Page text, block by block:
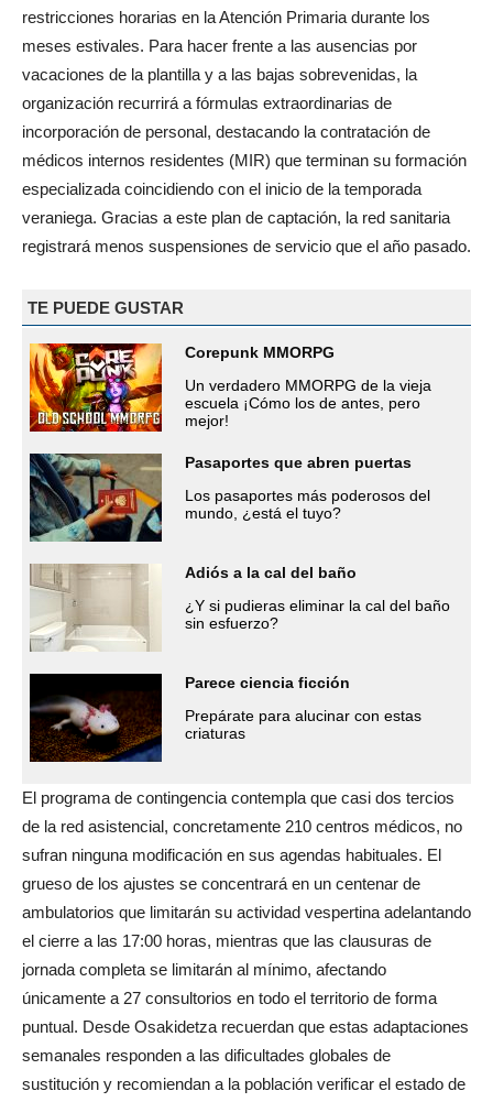
restricciones horarias en la Atención Primaria durante los
meses estivales. Para hacer frente a las ausencias por
vacaciones de la plantilla y a las bajas sobrevenidas, la
organización recurrirá a fórmulas extraordinarias de
incorporación de personal, destacando la contratación de
médicos internos residentes (MIR) que terminan su formación
especializada coincidiendo con el inicio de la temporada
veraniega. Gracias a este plan de captación, la red sanitaria
registrará menos suspensiones de servicio que el año pasado.
TE PUEDE GUSTAR
Corepunk MMORPG
Un verdadero MMORPG de la vieja
escuela ¡Cómo los de antes, pero
mejor!
Pasaportes que abren puertas
Los pasaportes más poderosos del
mundo, ¿está el tuyo?
Adiós a la cal del baño
¿Y si pudieras eliminar la cal del baño
sin esfuerzo?
Parece ciencia ficción
Prepárate para alucinar con estas
criaturas
El programa de contingencia contempla que casi dos tercios
de la red asistencial, concretamente 210 centros médicos, no
sufran ninguna modificación en sus agendas habituales. El
grueso de los ajustes se concentrará en un centenar de
ambulatorios que limitarán su actividad vespertina adelantando
el cierre a las 17:00 horas, mientras que las clausuras de
jornada completa se limitarán al mínimo, afectando
únicamente a 27 consultorios en todo el territorio de forma
puntual. Desde Osakidetza recuerdan que estas adaptaciones
semanales responden a las dificultades globales de
sustitución y recomiendan a la población verificar el estado de